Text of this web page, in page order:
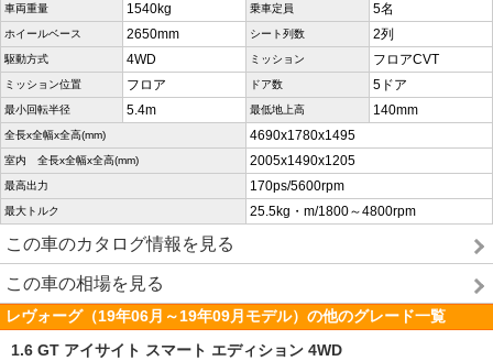
車両重量 1540kg 乗車定員 5名
ホイールベース 2650mm シート列数 2列
駆動方式 4WD ミッション フロアCVT
ミッション位置 フロア ドア数 5ドア
最小回転半径 5.4m 最低地上高 140mm
全長x全幅x全高(mm) 4690x1780x1495
室内 全長x全幅x全高(mm) 2005x1490x1205
最高出力 170ps/5600rpm
最大トルク 25.5kg・m/1800～4800rpm
この車のカタログ情報を見る
この車の相場を見る
レヴォーグ（19年06月～19年09月モデル）の他のグレード一覧
1.6 GT アイサイト スマート エディション 4WD